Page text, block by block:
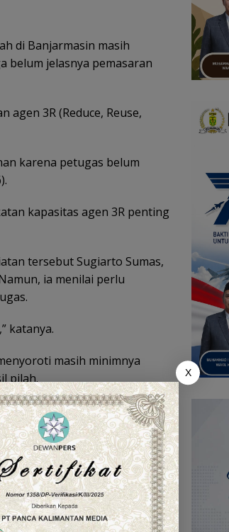
di Banjarmasin masih
belum jelasnya pemasaran
agen 3R (Reduce, Reuse,
karena petugas belum
kapasitas agen 3R penting
tersebut Sugiarto Sumas,
ia menilai perlu
katanya.
masih minimnya
pilah.
harga lebih kompetitif.
organik, perlu
dari rumah.
dimanfaatkan dan volume ke
X